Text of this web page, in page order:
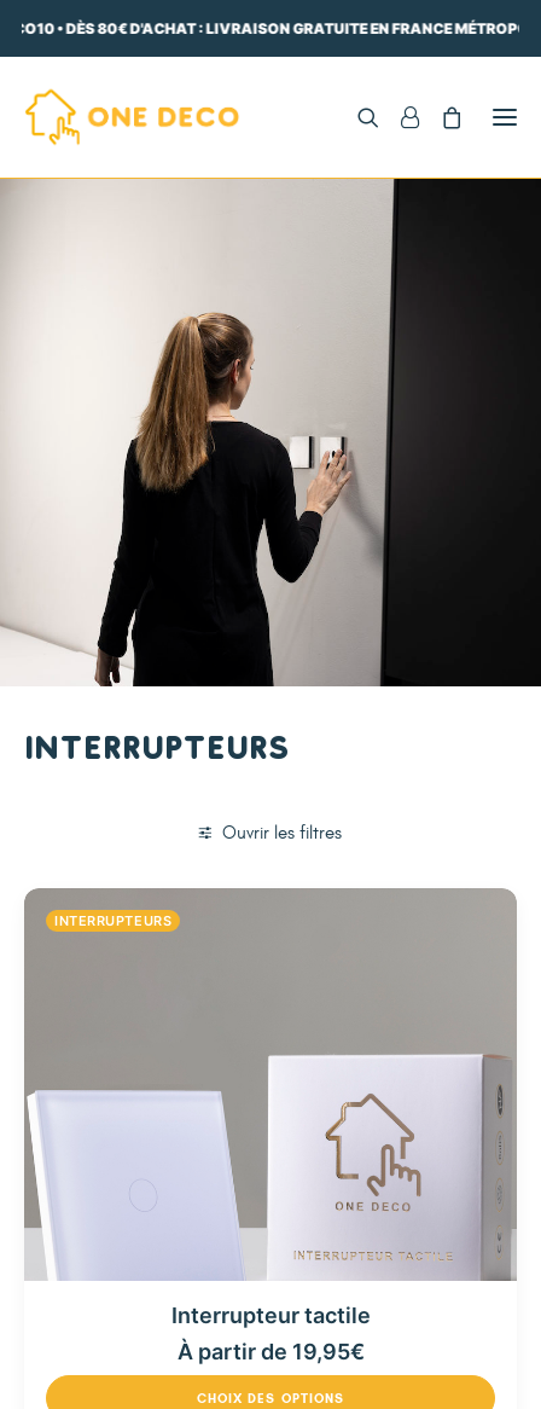
• DÈS 80€ D'ACHAT : LIVRAISON GRATUITE EN FRANCE
Interrupteurs
Ouvrir les filtres
INTERRUPTEURS
Interrupteur tactile
À partir de 19,95€
CHOIX DES OPTIONS